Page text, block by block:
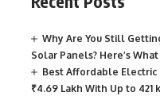
Why Are You Still
Solar Panels? Here’s
Best Affordable Electric
₹4.69 Lakh With Up to 421